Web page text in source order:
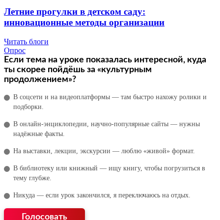
Летние прогулки в детском саду:
инновационные методы организации
Читать блоги
Опрос
Если тема на уроке показалась интересной, куда
ты скорее пойдёшь за «культурным
продолжением»?
В соцсети и на видеоплатформы — там быстро нахожу ролики и
подборки.
В онлайн‑энциклопедии, научно‑популярные сайты — нужны
надёжные факты.
На выставки, лекции, экскурсии — люблю «живой» формат.
В библиотеку или книжный — ищу книгу, чтобы погрузиться в
тему глубже.
Никуда — если урок закончился, я переключаюсь на отдых.